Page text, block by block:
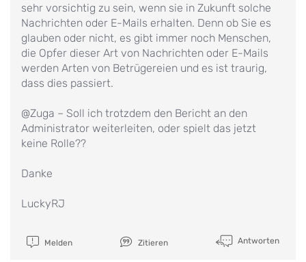
sehr vorsichtig zu sein, wenn sie in Zukunft solche
Nachrichten oder E-Mails erhalten. Denn ob Sie es
glauben oder nicht, es gibt immer noch Menschen,
die Opfer dieser Art von Nachrichten oder E-Mails
werden Arten von Betrügereien und es ist traurig,
dass dies passiert.
@Zuga – Soll ich trotzdem den Bericht an den
Administrator weiterleiten, oder spielt das jetzt
keine Rolle??
Danke
LuckyRJ
Melden Zitieren Antworten